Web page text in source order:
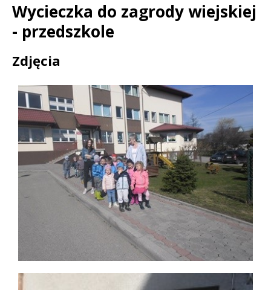
Wycieczka do zagrody wiejskiej
- przedszkole
Treść
Zdjęcia